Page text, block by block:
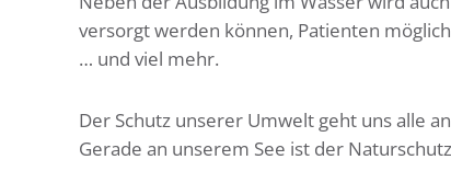
versorgt werden können, Patienten
… und viel mehr.
Der Schutz unserer Umwelt geht uns alle
Gerade an unserem See ist der